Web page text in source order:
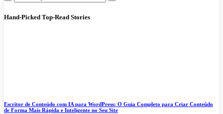
Hand-Picked Top-Read Stories
Escritor de Conteúdo com IA para WordPress: O Guia Completo para Criar Conteúdo
de Forma Mais Rápida e Inteligente no Seu Site